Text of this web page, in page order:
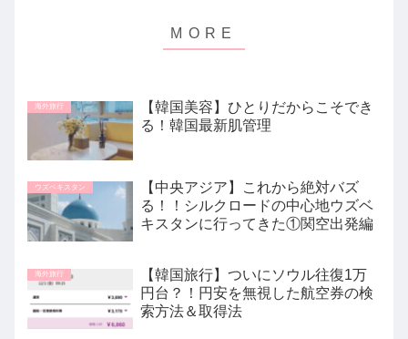
海外旅行
【韓国美容】ひとりだからこそでき
る！韓国最新肌管理
ウズベキスタン
【中央アジア】これから絶対バズ
る！！シルクロードの中心地ウズベ
キスタンに行ってきた①関空出発編
海外旅行
【韓国旅行】ついにソウル往復1万
円台？！円安を無視した航空券の検
索方法＆取得法